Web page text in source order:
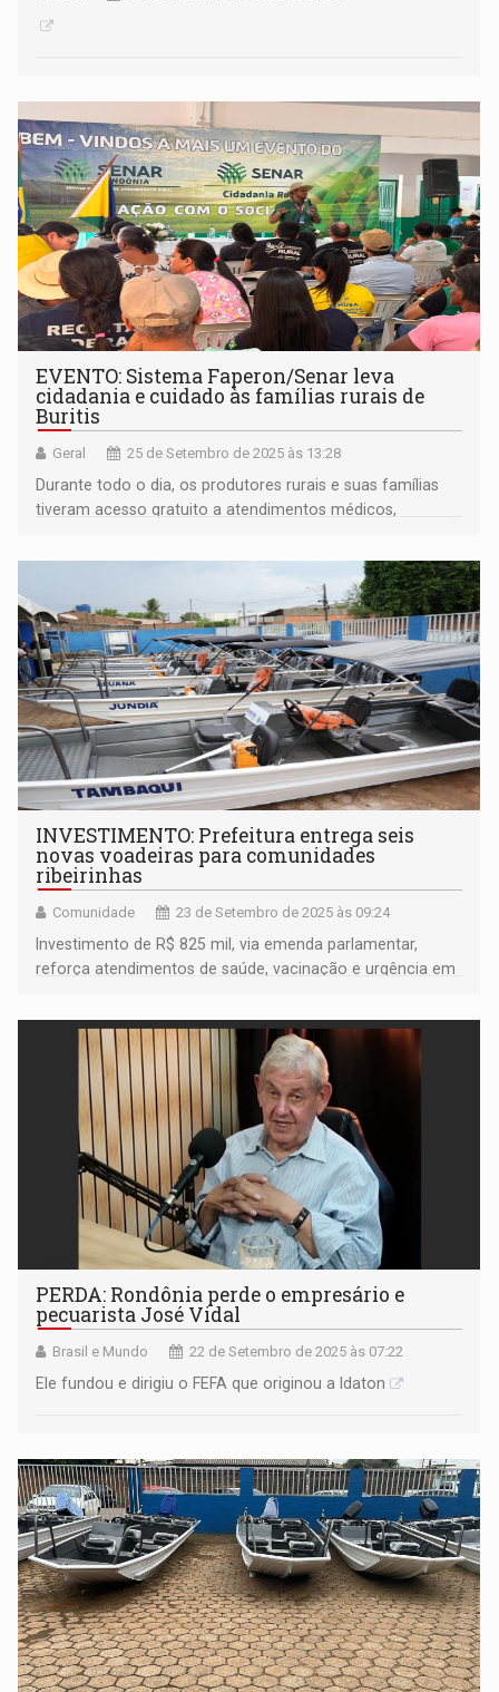
EVENTO: Sistema Faperon/Senar leva
cidadania e cuidado às famílias rurais de
Buritis
Geral 25 de Setembro de 2025 às 13:28
Durante todo o dia, os produtores rurais e suas famílias
tiveram acesso gratuito a atendimentos médicos,
INVESTIMENTO: Prefeitura entrega seis
novas voadeiras para comunidades
ribeirinhas
Comunidade 23 de Setembro de 2025 às 09:24
Investimento de R$ 825 mil, via emenda parlamentar,
reforça atendimentos de saúde, vacinação e urgência em
PERDA: Rondônia perde o empresário e
pecuarista José Vidal
Brasil e Mundo 22 de Setembro de 2025 às 07:22
Ele fundou e dirigiu o FEFA que originou a Idaton